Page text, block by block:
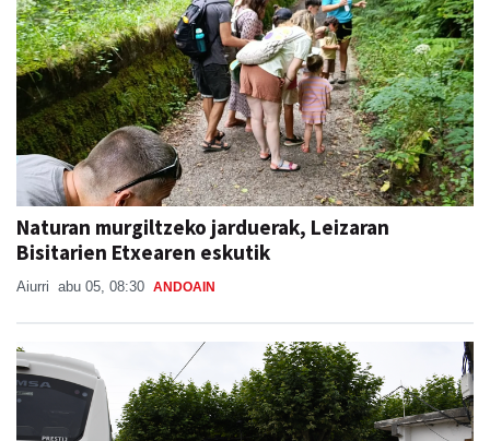
Naturan murgiltzeko jarduerak, Leizaran
Bisitarien Etxearen eskutik
Aiurri abu 05, 08:30 ANDOAIN